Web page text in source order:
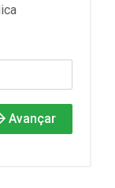
Avançar